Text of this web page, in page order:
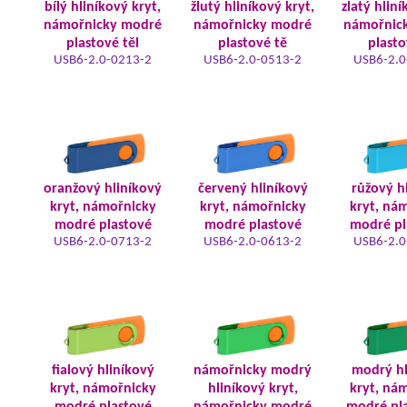
bílý hliníkový kryt,
námořnicky modré
plastové těl
USB6-2.0-0213-2
žlutý hliníkový kryt,
námořnicky modré
plastové tě
USB6-2.0-0513-2
zlatý
USB6-
oranžový hliníkový
kryt, námořnicky
modré plastové
USB6-2.0-0713-2
červený hliníkový
kryt, námořnicky
modré plastové
USB6-2.0-0613-2
růžový
kryt,
modré
USB6-
fialový hliníkový
kryt, námořnicky
námořnicky modrý
hliníkový kryt,
modrý
kryt,